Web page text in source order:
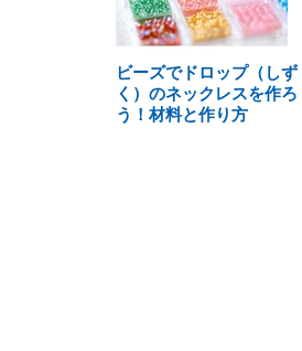
ビーズでドロップ（しず
く）のネックレスを作ろ
う！材料と作り方